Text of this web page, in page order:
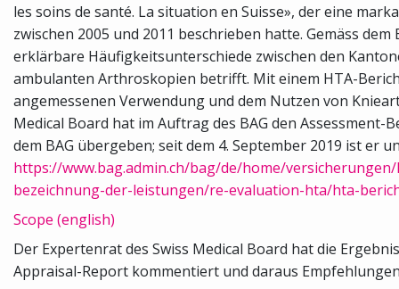
les soins de santé. La situation en Suisse», der eine
zwischen 2005 und 2011 beschrieben hatte. Gemäss
erklärbare Häufigkeitsunterschiede zwischen den
ambulanten Arthroskopien betrifft. Mit einem HTA-
angemessenen Verwendung und dem Nutzen von
Medical Board hat im Auftrag des BAG den
dem BAG übergeben; seit dem 4. September 2019 ist er
https://www.bag.admin.ch/bag/de/home/
bezeichnung-der-leistungen/re-evaluation-hta/hta-
Scope (english)
Der Expertenrat des Swiss Medical Board hat die
Appraisal-Report kommentiert und daraus